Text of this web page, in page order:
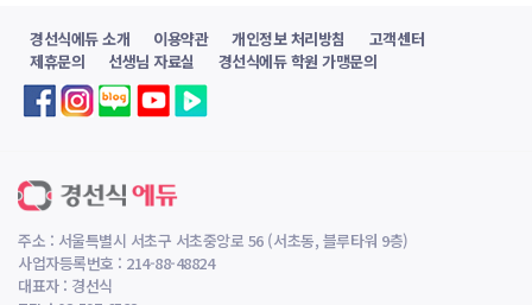
① 회사는 관계법령을 위배하지 않는 범위에서 본 약관을 개정할 수 있습니다.
② 기존 회원이 변경된 약관에 동의하지 않는 경우 서비스 이용을 중단하고 회원탈퇴
를 할 수 있습니다.
③ 회사가 약관을 개정할 경우에는 적용일자 및 개정사유를 명시하여, 개정 전 약관과
제6조 [약관의 효력]
① 본 약관은 이용자가 약관의 내용에 동의하며 회원가입을 신청하고, 회사가 그 신청
에 대하여 승낙함으로써 효력이 발생합니다.
② 회사는 기존 회원이 본 약관 제5조 제3항에 따른 공지 또는 통지에도 불구하고, 동
기간 내에 이의를 제기하지 않는 경우에는 변경된 약관을 승인한 것으로 봅니다.
경선식에듀 소개 이용약관 개인정보 처리방침
고객센터
제휴문의
선생님 자료실 경선식에듀 학원 가맹문의
주소 : 서울특별시 서초구 서초중앙로 56 (서초동, 블루타워 9층)
사업자등록번호 : 214-88-48824
대표자 : 경선식